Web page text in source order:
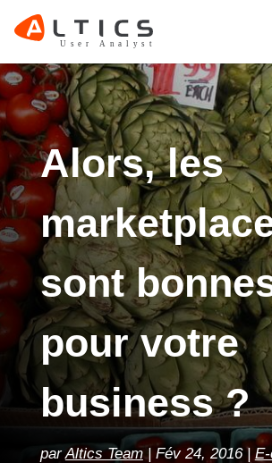
Alors, les
sont
pour votre
business ?
parAltics Team Fév 24, 2016